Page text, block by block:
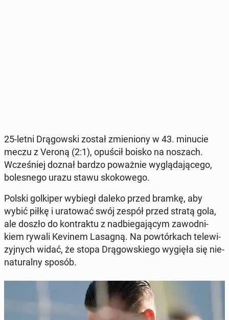
25-letni Drą­gow­ski został zmie­nio­ny w 43. minucie
meczu z Veroną (2:1), opuścił boisko na noszach.
Wcze­śniej doznał bardzo po­waż­nie wy­glą­da­ją­ce­go,
bo­le­sne­go urazu stawu sko­ko­we­go.
Polski gol­ki­per wybiegł daleko przed bramkę, aby
wybić piłkę i ura­to­wać swój zespół przed stratą gola,
ale doszło do kon­trak­tu z nad­bie­ga­ją­cym za­wod­ni­
kiem rywali Kevinem Lasagną. Na po­wtór­kach te­le­wi­
zyj­nych widać, że stopa Drą­gow­skie­go wygięła się nie­
na­tu­ral­ny sposób.